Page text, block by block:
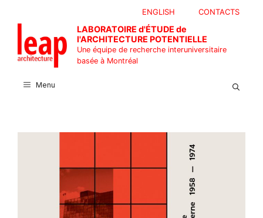
contenu
CONTACTS
ENGLISH
LABORATOIRE d'ÉTUDE de
l'ARCHITECTURE POTENTIELLE
Une équipe de recherche interuniversitaire
basée à Montréal
Menu